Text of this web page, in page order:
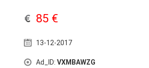
85 €
13-12-2017
Ad_ID: VXMBAWZG